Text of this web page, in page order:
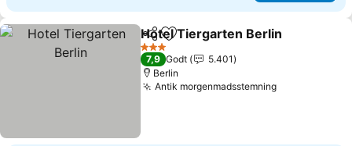
Del Føj til favoritter
Hotel Tiergarten Berlin
3 Stjerner
7,9 Godt
5.401
Berlin
Antik morgenmadsstemning